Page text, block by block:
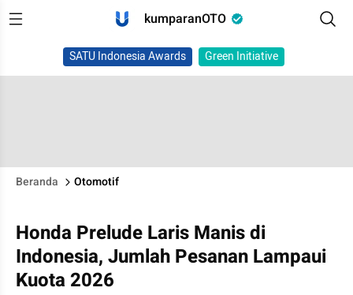
kumparanOTO
SATU Indonesia Awards Green Initiative
Beranda Otomotif
Honda Prelude Laris Manis di
Indonesia, Jumlah Pesanan Lampaui
Kuota 2026